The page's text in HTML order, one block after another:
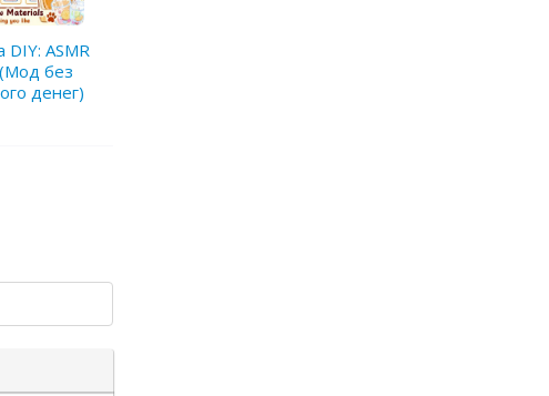
DIY: ASMR
без
денег)